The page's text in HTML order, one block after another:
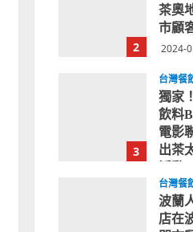
2
茶奧
市顧
2024-
3
台灣餐
獨家
飲料
電影
出茶
2023-
台灣餐
波蘭
店在